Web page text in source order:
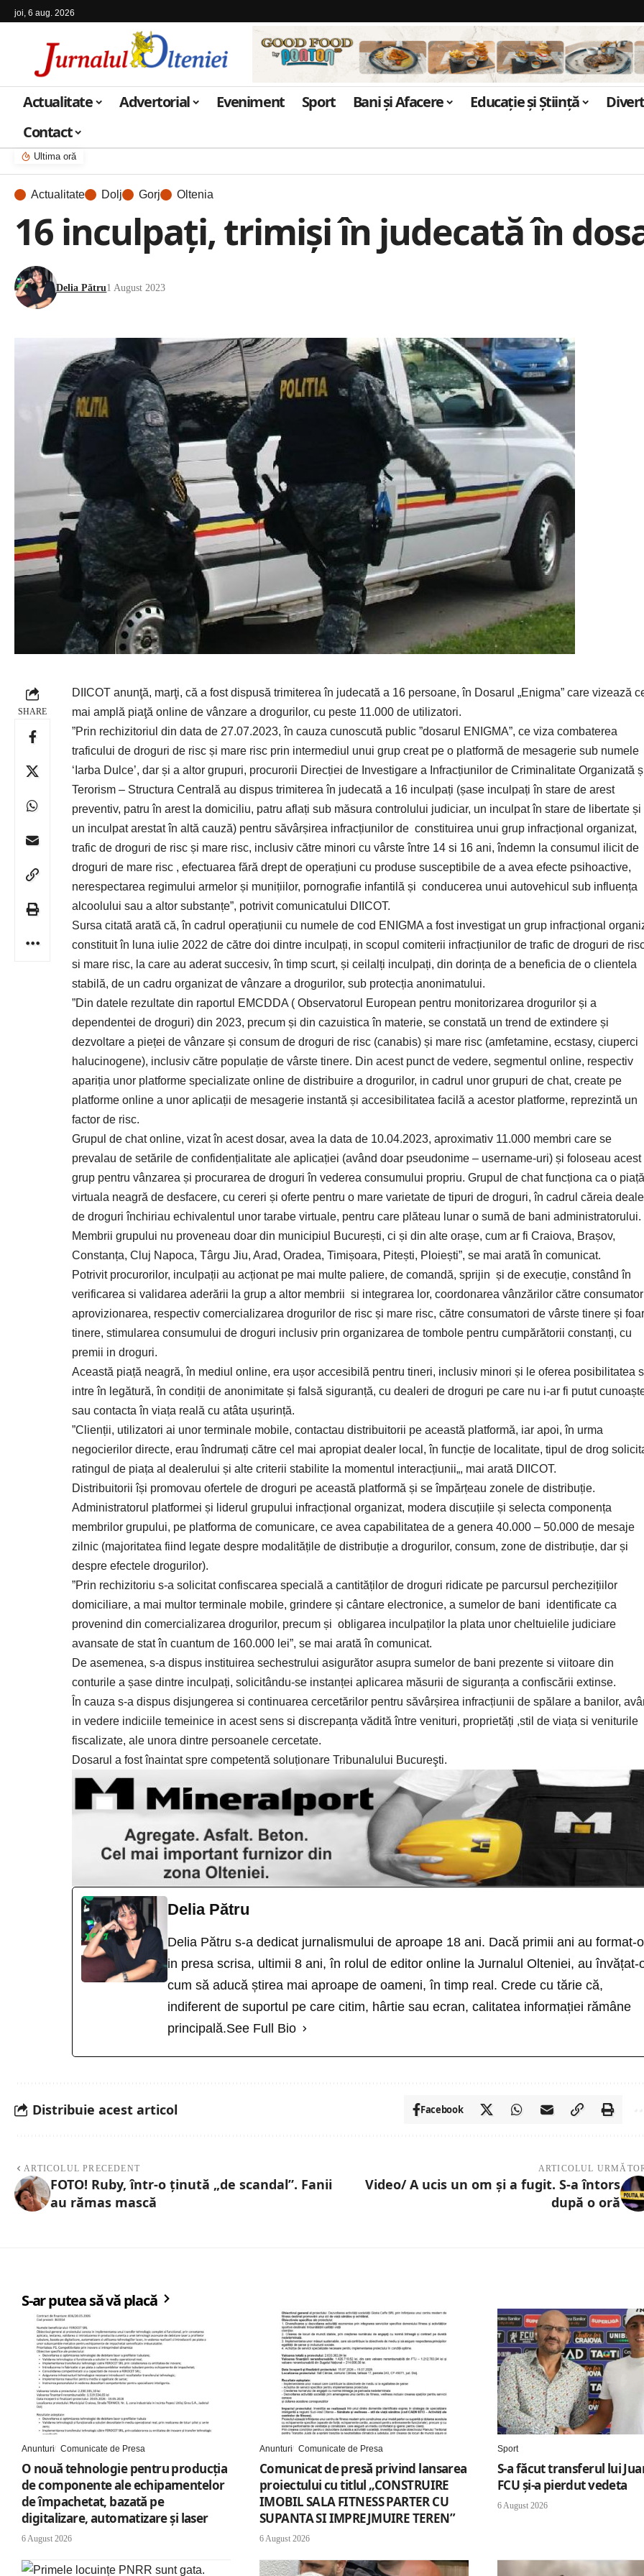
joi, 6 aug. 2026
Actualitate Advertorial Eveniment Sport Bani și Afacere Educație și Știință
Contact
Ultima oră
Actualitate Dolj Gorj Oltenia
16 inculpaţi, trimişi în judecată în
Delia Pătru1 August 2023
SHARE
DIICOT anunţă, marţi, că a fost dispusă trimiterea în judecată a 16 persoane, în Dosarul „Enigma” care vizează
mai amplă piaţă online de vânzare a drogurilor, cu peste 11.000 de utilizatori.
”Prin rechizitoriul din data de 27.07.2023, în cauza cunoscută public ”dosarul ENIGMA”, ce viza combaterea
traficului de droguri de risc și mare risc prin intermediul unui grup creat pe o platformă de mesagerie sub numele
‘Iarba Dulce’, dar și a altor grupuri, procurorii Direcției de Investigare a Infracțiunilor de Criminalitate Organizată
Terorism – Structura Centrală au dispus trimiterea în judecată a 16 inculpați (șase inculpați în stare de arest
preventiv, patru în arest la domiciliu, patru aflați sub măsura controlului judiciar, un inculpat în stare de libertate și
un inculpat arestat în altă cauză) pentru săvârșirea infracțiunilor de constituirea unui grup infracțional organizat,
trafic de droguri de risc și mare risc, inclusiv către minori cu vârste între 14 si 16 ani, îndemn la consumul ilicit de
droguri de mare risc , efectuarea fără drept de operațiuni cu produse susceptibile de a avea efecte psihoactive,
nerespectarea regimului armelor și munițiilor, pornografie infantilă și conducerea unui autovehicul sub influența
alcoolului sau a altor substanțe”, potrivitcomunicatului DIICOT.
Sursa citată arată că, în cadrul operațiunii cu numele de cod ENIGMA a fost investigat un grup infracțional
constituit în luna iulie 2022 de către doi dintre inculpați, in scopul comiterii infracțiunilor de trafic de droguri de
si mare risc, la care au aderat succesiv, în timp scurt, și ceilalți inculpați, din dorința de a beneficia de o clientela
stabilă, de un cadru organizat de vânzare a drogurilor, sub protecția anonimatului.
”Din datele rezultate din raportul EMCDDA ( Observatorul European pentru monitorizarea drogurilor și a
dependentei de droguri) din 2023, precum și din cazuistica în materie, se constată un trend de extindere și
dezvoltare a pieței de vânzare și consum de droguri de risc (canabis) și mare risc (amfetamine, ecstasy, ciuperci
halucinogene), inclusiv către populație de vârste tinere. Din acest punct de vedere, segmentul online, respectiv
apariția unor platforme specializate online de distribuire a drogurilor, in cadrul unor grupuri de chat, create pe
platforme online a unor aplicații de mesagerie instantă și accesibilitatea facilă a acestor platforme, reprezintă un
factor de risc.
Grupul de chat online, vizat în acest dosar, avea la data de 10.04.2023, aproximativ 11.000 membri care se
prevalau de setările de confidențialitate ale aplicației (având doar pseudonime – username-uri) și foloseau acest
grup pentru vânzarea și procurarea de droguri în vederea consumului propriu. Grupul de chat funcționa ca o piață
virtuala neagră de desfacere, cu cereri și oferte pentru o mare varietate de tipuri de droguri, în cadrul căreia
de droguri închiriau echivalentul unor tarabe virtuale, pentru care plăteau lunar o sumă de bani administratorului.
Membrii grupului nu proveneau doar din municipiul București, ci și din alte orașe, cum ar fi Craiova, Brașov,
Constanța, Cluj Napoca, Târgu Jiu, Arad, Oradea, Timișoara, Pitești, Ploiești”, se mai arată în comunicat.
Potrivit procurorilor, inculpații au acționat pe mai multe paliere, de comandă, sprijin și de execuție, constând în
verificarea si validarea aderării la grup a altor membrii si integrarea lor, coordonarea vânzărilor către
aprovizionarea, respectiv comercializarea drogurilor de risc și mare risc, către consumatori de vârste tinere și
tinere, stimularea consumului de droguri inclusiv prin organizarea de tombole pentru cumpărătorii constanți, cu
premii in droguri.
Această piață neagră, în mediul online, era ușor accesibilă pentru tineri, inclusiv minori și le oferea posibilitatea
intre în legătură, în condiții de anonimitate și falsă siguranță, cu dealeri de droguri pe care nu i-ar fi putut
sau contacta în viața reală cu atâta ușurință.
”Clienții, utilizatori ai unor terminale mobile, contactau distribuitorii pe această platformă, iar apoi, în urma
negocierilor directe, erau îndrumați către cel mai apropiat dealer local, în funcție de localitate, tipul de drog
ratingul de piața al dealerului și alte criterii stabilite la momentul interacțiunii„, mai arată DIICOT.
Distribuitorii își promovau ofertele de droguri pe această platformă și se împărțeau zonele de distribuție.
Administratorul platformei și liderul grupului infracțional organizat, modera discuțiile și selecta componența
membrilor grupului, pe platforma de comunicare, ce avea capabilitatea de a genera 40.000 – 50.000 de mesaje
zilnic (majoritatea fiind legate despre modalitățile de distribuție a drogurilor, consum, zone de distribuție, dar și
despre efectele drogurilor).
”Prin rechizitoriu s-a solicitat confiscarea specială a cantităților de droguri ridicate pe parcursul perchezițiilor
domiciliare, a mai multor terminale mobile, grindere și cântare electronice, a sumelor de bani identificate ca
provenind din comercializarea drogurilor, precum și obligarea inculpaților la plata unor cheltuielile judiciare
avansate de stat în cuantum de 160.000 lei”, se mai arată în comunicat.
De asemenea, s-a dispus instituirea sechestrului asigurător asupra sumelor de bani prezente si viitoare din
conturile a șase dintre inculpați, solicitându-se instanței aplicarea măsurii de siguranța a confiscării extinse.
În cauza s-a dispus disjungerea si continuarea cercetărilor pentru săvârșirea infracțiunii de spălare a banilor,
in vedere indiciile temeinice in acest sens si discrepanța vădită între venituri, proprietăți ,stil de viața si veniturile
fiscalizate, ale unora dintre persoanele cercetate.
Dosarul a fost înaintat spre competentă soluționare Tribunalului Bucureşti.
Delia Pătru
Delia Pătru s-a dedicat jurnalismului de aproape 18 ani. Dacă primii ani au format-o
in presa scrisa, ultimii 8 ani, în rolul de editor online la Jurnalul Olteniei, au învățat-
cum să aducă știrea mai aproape de oameni, în timp real. Crede cu tărie că,
indiferent de suportul pe care citim, hârtie sau ecran, calitatea informației rămâne
principală.See Full Bio
Distribuie acest articol Facebook
ARTICOLUL PRECEDENT
FOTO! Ruby, într-o ținută „de scandal”. Fanii
au rămas mască
ARTICOLUL
Video/ A ucis un om și a fugit. S-a întors
după o oră
S-ar putea să vă placă
Anunturi Comunicate de Presa
O nouă tehnologie pentru producția
de componente ale echipamentelor
de împachetat, bazată pe
digitalizare, automatizare și laser
6 August 2026
Anunturi Comunicate de Presa
Comunicat de presă privind lansarea
proiectului cu titlul „CONSTRUIRE
IMOBIL SALA FITNESS PARTER CU
SUPANTA SI IMPREJMUIRE TEREN”
6 August 2026
Sport
S-a făcut transferul lui
FCU și-a pierdut vedeta
6 August 2026